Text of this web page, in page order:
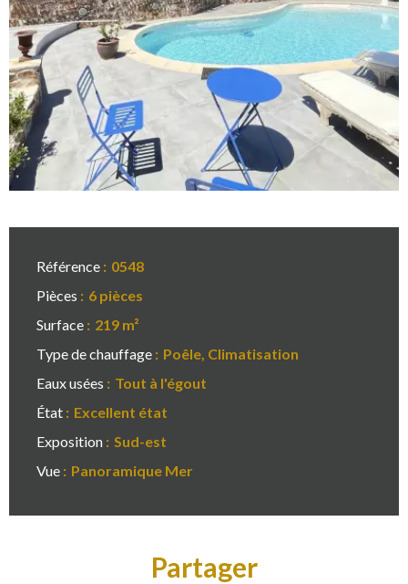
Référence
0548
Pièces
6 pièces
Surface
219 m²
Type de chauffage
Poêle, Climatisation
Eaux usées
Tout à l'égout
État
Excellent état
Exposition
Sud-est
Vue
Panoramique Mer
Partager